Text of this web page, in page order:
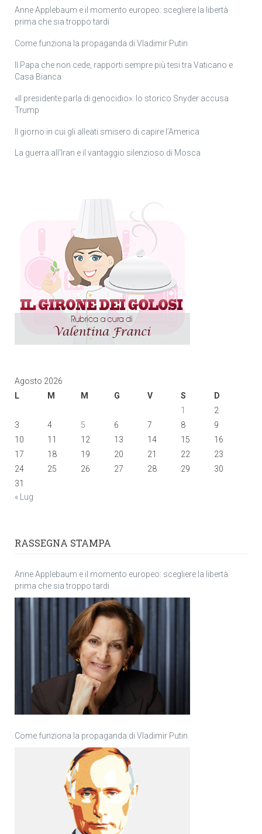
Anne Applebaum e il momento europeo: scegliere la libertà
prima che sia troppo tardi
Come funziona la propaganda di Vladimir Putin
Il Papa che non cede, rapporti sempre più tesi tra Vaticano e
Casa Bianca
«Il presidente parla di genocidio»: lo storico Snyder accusa
Trump
Il giorno in cui gli alleati smisero di capire l’America
La guerra all’Iran e il vantaggio silenzioso di Mosca
Agosto 2026
L
M M G V S
D
1
2
3
4 5 6 7 8
9
10
11 12 13 14 15
16
17
18 19 20 21 22
23
24
25 26 27 28 29
30
31
« Lug
RASSEGNA STAMPA
Anne Applebaum e il momento europeo: scegliere la libertà
prima che sia troppo tardi
Come funziona la propaganda di Vladimir Putin